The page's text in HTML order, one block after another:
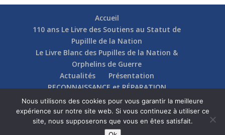
Accueil
110 ans Le Livre des Soutiens au Statut de
Pupillle de la Nation
Le Livre Blanc des Pupilles de la Nation &
Orphelins de Guerre
Actualités
Présentation
RECONNAISSANCE et RÉPARATION
Nos soutiens
Fédérations
Actions
Communication
Contact
Nous utilisons des cookies pour vous garantir la meilleure
expérience sur notre site web. Si vous continuez à utiliser ce
site, nous supposerons que vous en êtes satisfait.